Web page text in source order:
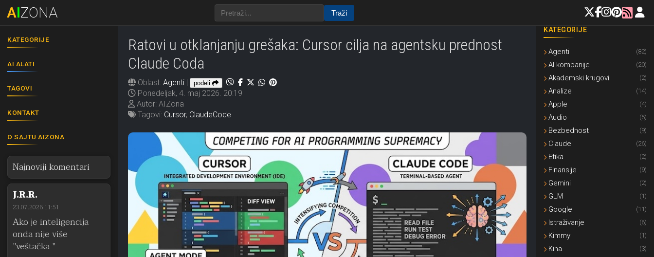
AIZONA Traži
KATEGORIJE
AI ALATI
TAGOVI
KONTAKT
O SAJTU AIZONA
Najnoviji komentari
J.R.R.
23.07.2026 11:51
Ako je inteligencija
onda nije više
"veštačka "
Ratovi u otklanjanju grešaka: Cursor cilja na agentsku prednost
Claude Coda
Oblast: Agenti| podeli
Ponedeljak, 4. maj 2026. 20:19
Autor: AIZona
Tagovi: Cursor, ClaudeCode
KATEGORIJE
Agenti (82)
AI kompanije (20)
Akademski krugovi (2)
Analize (14)
Apple (4)
Audio (5)
Bezbednost (9)
Claude (26)
Etika (2)
Finansije (9)
Gemini (2)
GLM (1)
Google (11)
Istraživanje (6)
Kimmy (1)
Kina (3)